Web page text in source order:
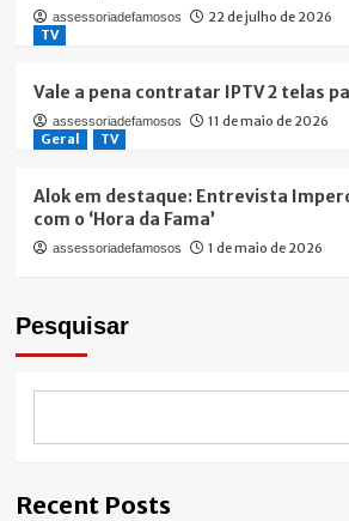
assessoriadefamosos
22 de julho de 2026
TV
Vale a pena contratar IPTV 2 telas
assessoriadefamosos
11 de maio de 2026
Geral
TV
Alok em destaque: Entrevista
com o ‘Hora da Fama’
assessoriadefamosos 1 de maio de 2026
Pesquisar
Recent Posts